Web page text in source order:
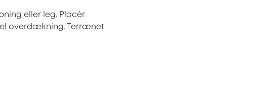
eller leg. Placér
overdækning. Terrænet